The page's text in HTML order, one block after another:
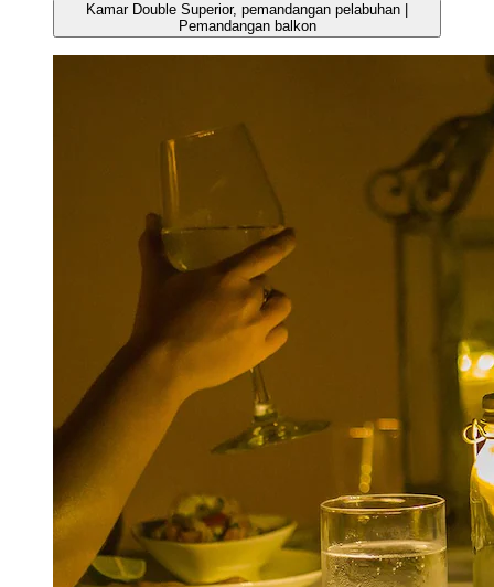
Kamar Double Superior, pemandangan pelabuhan |
Pemandangan balkon